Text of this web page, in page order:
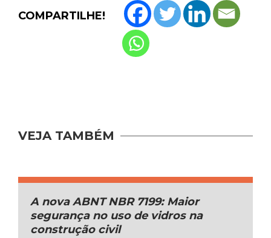
COMPARTILHE!
VEJA TAMBÉM
A nova ABNT NBR 7199: Maior
segurança no uso de vidros na
construção civil